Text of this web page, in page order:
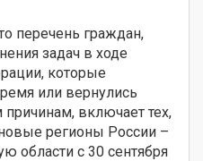
перечень граждан,
задач в ходе
которые
или вернулись
включает тех,
регионы России –
области с 30 сентября